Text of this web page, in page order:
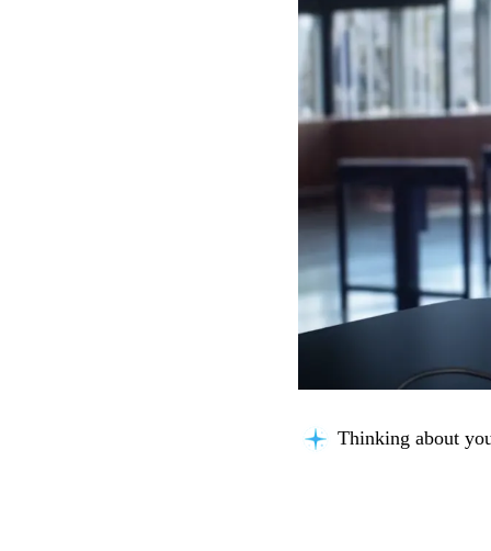
Thinking about